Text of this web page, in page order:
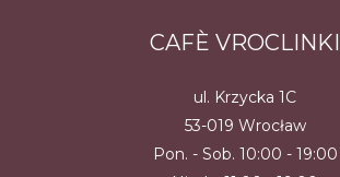
CAFÈ VROCLINKI
ul. Krzycka 1C
53-019 Wrocław
Pon. - Sob. 10:00 - 19:00